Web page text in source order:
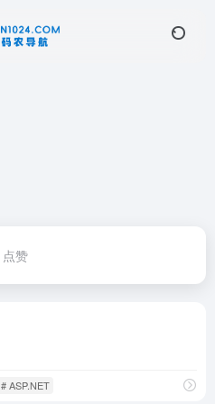
点赞
# ASP.NET